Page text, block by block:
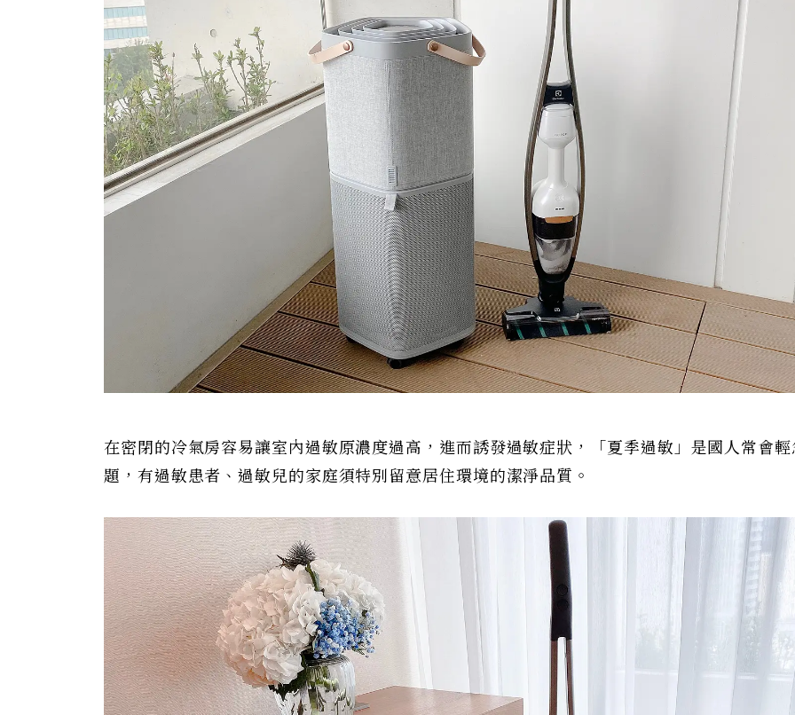
在密閉的冷氣房容易讓室內過敏原濃度過高，進而誘發過敏症狀，「夏季過敏」是國人常會
題，有過敏患者、過敏兒的家庭須特別留意居住環境的潔淨品質。